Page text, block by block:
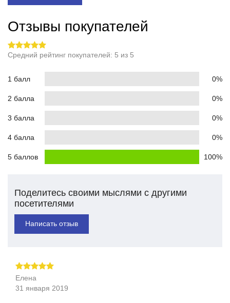
Отзывы покупателей
Средний рейтинг покупателей: 5 из 5
1 балл 0%
2 балла 0%
3 балла 0%
4 балла 0%
5 баллов 100%
Поделитесь своими мыслями с другими
посетителями
Написать отзыв
Елена
31 января 2019